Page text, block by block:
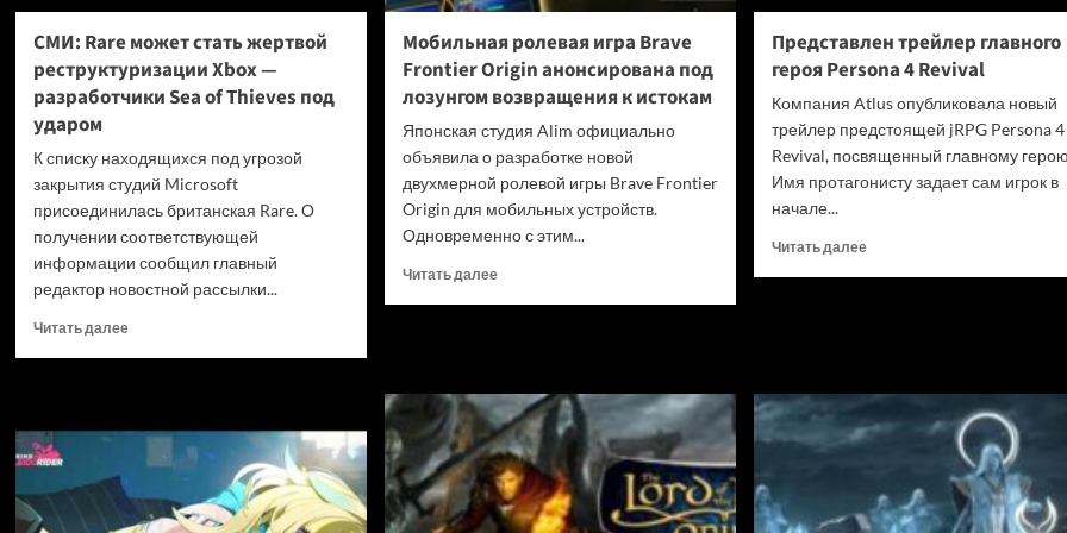
не
убивать
диски
СМИ: Rare может стать жертвой
реструктуризации Xbox —
разработчики Sea of Thieves под
ударом
К списку находящихся под угрозой
закрытия студий Microsoft
присоединилась британская Rare. О
получении соответствующей
информации сообщил главный
редактор новостной рассылки...
Читать далееПрочитать
может
жертвой
реструктуризации
Xbox
Мобильная ролевая игра Brave
Frontier Origin анонсирована под
лозунгом возвращения к истокам
Японская студия Alim официально
объявила о разработке новой
двухмерной ролевой игры Brave Frontier
Origin для мобильных устройств.
Одновременно с этим...
Читать далееПрочитать
Brave
Frontier
Origin
анонсирована
под
лозунгом
Представлен трейлер главного
героя Persona 4 Revival
Компания Atlus опубликовала новый
трейлер предстоящей jRPG Persona 4
Revival, посвященный главному
Имя протагонисту задает сам игрок в
начале...
Читать далееПрочитать
Persona
4